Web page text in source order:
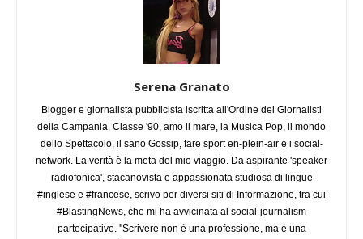
Serena Granato
Blogger e giornalista pubblicista iscritta all'Ordine dei Giornalisti
della Campania. Classe '90, amo il mare, la Musica Pop, il mondo
dello Spettacolo, il sano Gossip, fare sport en-plein-air e i social-
network. La verità è la meta del mio viaggio. Da aspirante 'speaker
radiofonica', stacanovista e appassionata studiosa di lingue
#inglese e #francese, scrivo per diversi siti di Informazione, tra cui
#BlastingNews, che mi ha avvicinata al social-journalism
partecipativo. ''Scrivere non è una professione, ma è una